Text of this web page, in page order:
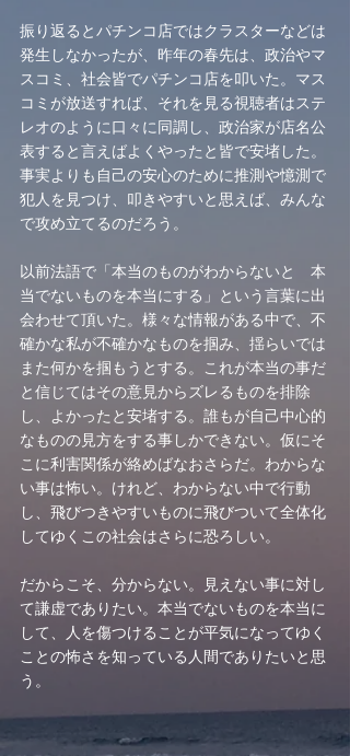
振り返るとパチンコ店ではクラスターなどは
発生しなかったが、昨年の春先は、政治やマ
スコミ、社会皆でパチンコ店を叩いた。マス
コミが放送すれば、それを見る視聴者はステ
レオのように口々に同調し、政治家が店名公
表すると言えばよくやったと皆で安堵した。
事実よりも自己の安心のために推測や憶測で
犯人を見つけ、叩きやすいと思えば、みんな
で攻め立てるのだろう。
以前法語で「本当のものがわからないと　本
当でないものを本当にする」という言葉に出
会わせて頂いた。様々な情報がある中で、不
確かな私が不確かなものを掴み、揺らいでは
また何かを掴もうとする。これが本当の事だ
と信じてはその意見からズレるものを排除
し、よかったと安堵する。誰もが自己中心的
なものの見方をする事しかできない。仮にそ
こに利害関係が絡めばなおさらだ。わからな
い事は怖い。けれど、わからない中で行動
し、飛びつきやすいものに飛びついて全体化
してゆくこの社会はさらに恐ろしい。
だからこそ、分からない。見えない事に対し
て謙虚でありたい。本当でないものを本当に
して、人を傷つけることが平気になってゆく
ことの怖さを知っている人間でありたいと思
う。